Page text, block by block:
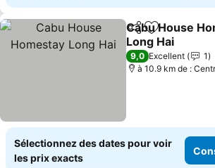
PartagerAjouter à
Cabu House
Long Hai
Consulter les prix
9,0 Excellent
1
à 10.9 km de :
Sélectionnez des dates pour voir
les prix exacts